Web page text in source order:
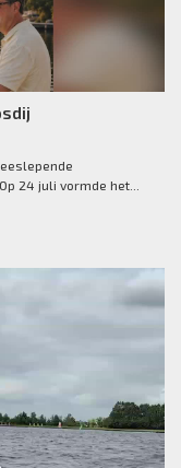
24 juli vormde het...